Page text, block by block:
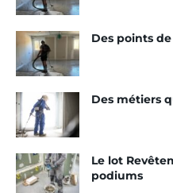
Des points
Des métiers
Le lot
podiums